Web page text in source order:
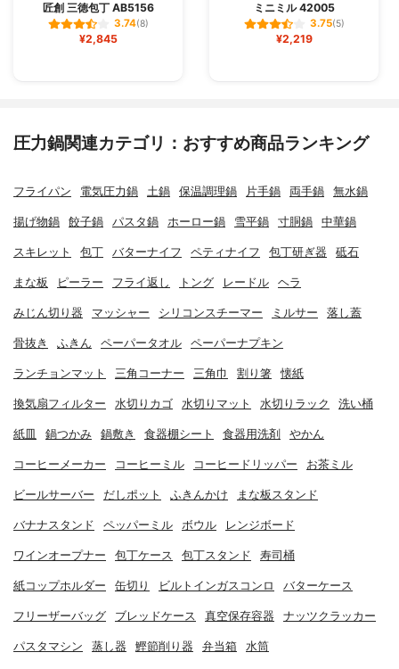
匠創 三徳包丁 AB5156
3.74(8)
¥2,845
ミニミル 42005
3.75(5)
¥2,219
圧力鍋関連カテゴリ：おすすめ商品ランキング
フライパン 電気圧力鍋 土鍋 保温調理鍋 片手鍋 両手鍋 無水鍋
揚げ物鍋 餃子鍋 パスタ鍋 ホーロー鍋 雪平鍋 寸胴鍋 中華鍋
スキレット 包丁 バターナイフ ペティナイフ 包丁研ぎ器 砥石
まな板 ピーラー フライ返し トング レードル ヘラ
みじん切り器 マッシャー シリコンスチーマー ミルサー 落し蓋
骨抜き ふきん ペーパータオル ペーパーナプキン
ランチョンマット 三角コーナー 三角巾 割り箸 懐紙
換気扇フィルター 水切りカゴ 水切りマット 水切りラック 洗い桶
紙皿 鍋つかみ 鍋敷き 食器棚シート 食器用洗剤 やかん
コーヒーメーカー コーヒーミル コーヒードリッパー お茶ミル
ビールサーバー だしポット ふきんかけ まな板スタンド
バナナスタンド ペッパーミル ボウル レンジボード
ワインオープナー 包丁ケース 包丁スタンド 寿司桶
紙コップホルダー 缶切り ビルトインガスコンロ バターケース
フリーザーバッグ ブレッドケース 真空保存容器 ナッツクラッカー
パスタマシン 蒸し器 鰹節削り器 弁当箱 水筒